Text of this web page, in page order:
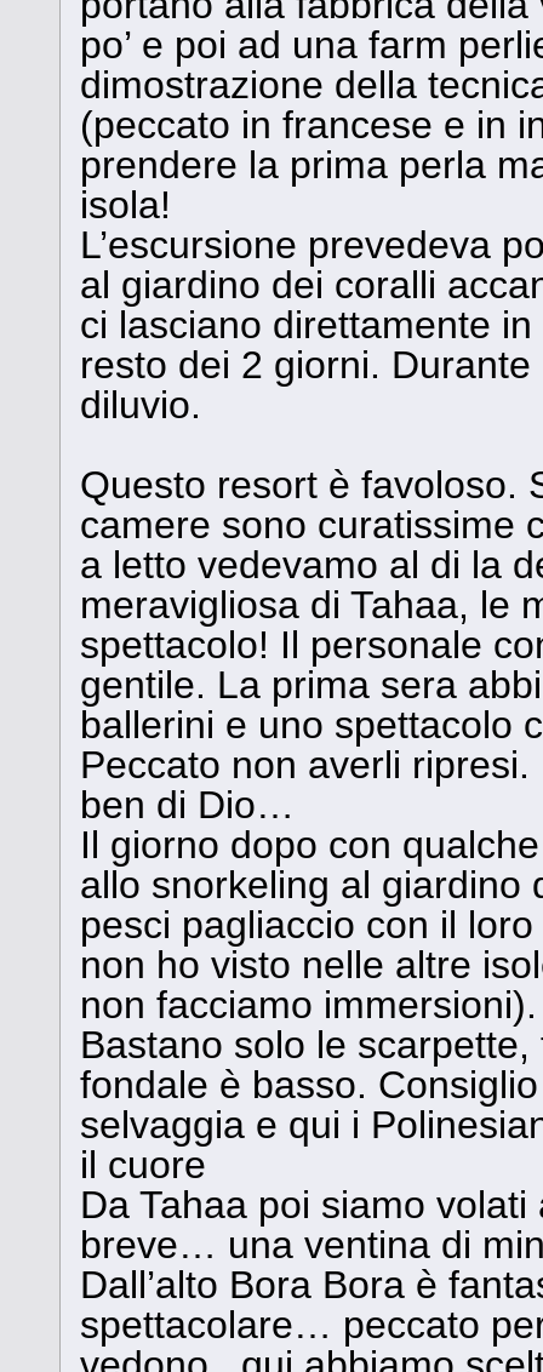
po’ e poi ad una farm
dimostrazione della
(peccato in francese e in
prendere la prima perla
isola!
L’escursione prevedeva
al giardino dei coralli
ci lasciano direttamente
resto dei 2 giorni.
diluvio.
Questo resort è favoloso.
camere sono curatissime
a letto vedevamo al di la
meravigliosa di Tahaa, le
spettacolo! Il personale
gentile. La prima sera
ballerini e uno spettacolo
Peccato non averli
ben di Dio…
Il giorno dopo con
allo snorkeling al giardino
pesci pagliaccio con il
non ho visto nelle altre
non facciamo
Bastano solo le
fondale è basso.
selvaggia e qui i
il cuore
Da Tahaa poi siamo
breve… una ventina di
Dall’alto Bora Bora è
spettacolare… peccato